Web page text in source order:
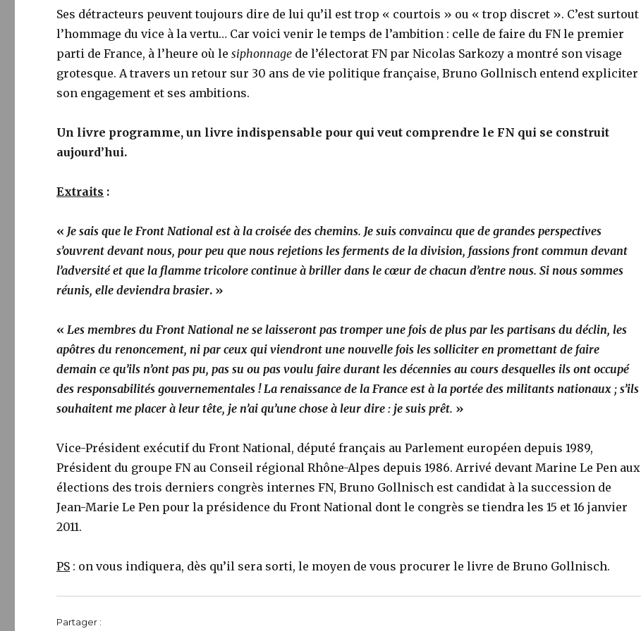
Ses détracteurs peuvent toujours dire de lui qu’il est trop « courtois » ou « trop discret ». C’est surtout
l’hommage du vice à la vertu… Car voici venir le temps de l’ambition : celle de faire du FN le premier
parti de France, à l’heure où lesiphonnage de l’électorat FN par Nicolas Sarkozy a montré son visage
grotesque. A travers un retour sur 30 ans de vie politique française, Bruno Gollnisch entend expliciter
son engagement et ses ambitions.
Un livre programme, un livre indispensable pour qui veut comprendre le FN qui se construit
aujourd’hui.
Extraits :
« Je sais que le Front National est à la croisée des chemins. Je suis convaincu que de grandes perspectives
s’ouvrent devant nous, pour peu que nous rejetions les ferments de la division, fassions front commun devant
l’adversité et que la flamme tricolore continue à briller dans le cœur de chacun d’entre nous. Si nous sommes
réunis, elle deviendra brasier. »
«Les membres du Front National ne se laisseront pas tromper une fois de plus par les partisans du déclin, les
apôtres du renoncement, ni par ceux qui viendront une nouvelle fois les solliciter en promettant de faire
demain ce qu’ils n’ont pas pu, pas su ou pas voulu faire durant les décennies au cours desquelles ils ont occupé
des responsabilités gouvernementales ! La renaissance de la France est à la portée des militants nationaux ; s’ils
souhaitent me placer à leur tête, je n’ai qu’une chose à leur dire : je suis prêt. »
Vice-Président exécutif du Front National, député français au Parlement européen depuis 1989,
Président du groupe FN au Conseil régional Rhône-Alpes depuis 1986. Arrivé devant Marine Le Pen aux
élections des trois derniers congrès internes FN, Bruno Gollnisch est candidat à la succession de
Jean-Marie Le Pen pour la présidence du Front National dont le congrès se tiendra les 15 et 16 janvier
2011.
PS : on vous indiquera, dès qu’il sera sorti, le moyen de vous procurer le livre de Bruno Gollnisch.
Partager :